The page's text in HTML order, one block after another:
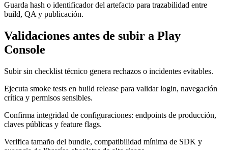
Guarda hash o identificador del artefacto para trazabilidad entre
build, QA y publicación.
Validaciones antes de subir a Play
Console
Subir sin checklist técnico genera rechazos o incidentes evitables.
Ejecuta smoke tests en build release para validar login, navegación
crítica y permisos sensibles.
Confirma integridad de configuraciones: endpoints de producción,
claves públicas y feature flags.
Verifica tamaño del bundle, compatibilidad mínima de SDK y